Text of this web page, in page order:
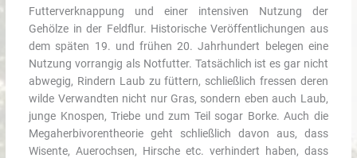
Futterverknappung und einer intensiven Nutzung der
Gehölze in der Feldflur. Historische Veröffentlichungen aus
dem späten 19. und frühen 20. Jahrhundert belegen eine
Nutzung vorrangig als Notfutter. Tatsächlich ist es gar nicht
abwegig, Rindern Laub zu füttern, schließlich fressen deren
wilde Verwandten nicht nur Gras, sondern eben auch Laub,
junge Knospen, Triebe und zum Teil sogar Borke. Auch die
Megaherbivorentheorie geht schließlich davon aus, dass
Wisente, Auerochsen, Hirsche etc. verhindert haben, dass